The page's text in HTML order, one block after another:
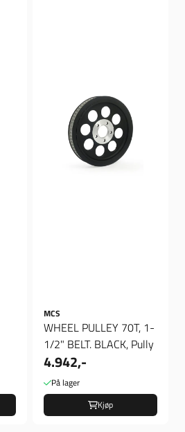
MCS
WHEEL PULLEY 70T, 1-
1/2" BELT. BLACK, Pully
4.942,-
På lager
Kjøp